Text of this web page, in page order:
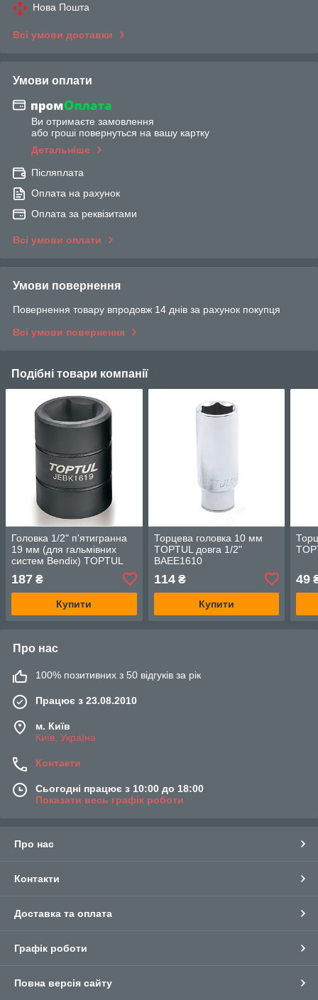
Нова Пошта
Всі умови доставки
Умови оплати
Ви отримаєте замовлення
або гроші повернуться на вашу картку
Детальніше
Післяплата
Оплата на рахунок
Оплата за реквізитами
Всі умови оплати
Умови повернення
Повернення товару впродовж 14 днів за рахунок покупця
Всі умови повернення
Подібні товари компанії
Головка 1/2" п'ятигранна
19 мм (для гальмівних
систем Bendix) TOPTUL
187 ₴
Купити
Торцева головка 10 мм
TOPTUL довга 1/2"
BAEE1610
114₴
Купити
49
Про нас
100% позитивних з 50 відгуків за рік
Працює з 23.08.2010
м. Київ
Київ, Україна
Контакти
Сьогодні працює з 10:00 до 18:00
Показати весь графік роботи
Про нас
Контакти
Доставка та оплата
Графік роботи
Повна версія сайту